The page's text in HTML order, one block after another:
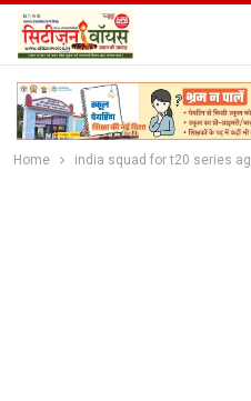
Home india squad for t20 series